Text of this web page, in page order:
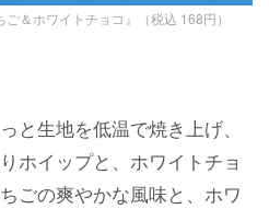
ご＆ホワイトチョコ』（税込 168円）
と生地を低温で焼き上げ、
ホイップと、ホワイトチョ
ごの爽やかな風味と、ホワ